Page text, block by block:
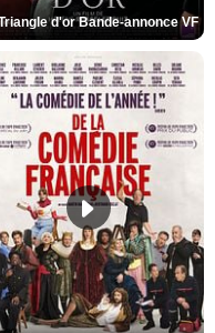
d'or Bande-annonce VF